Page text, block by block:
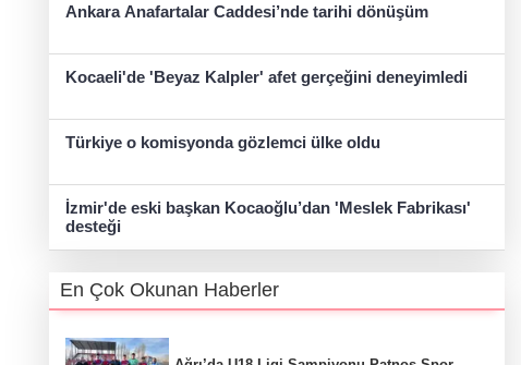
Ankara Anafartalar Caddesi’nde tarihi dönüşüm
Kocaeli'de 'Beyaz Kalpler' afet gerçeğini deneyimledi
Türkiye o komisyonda gözlemci ülke oldu
İzmir'de eski başkan Kocaoğlu’dan 'Meslek Fabrikası'
desteği
En Çok Okunan Haberler